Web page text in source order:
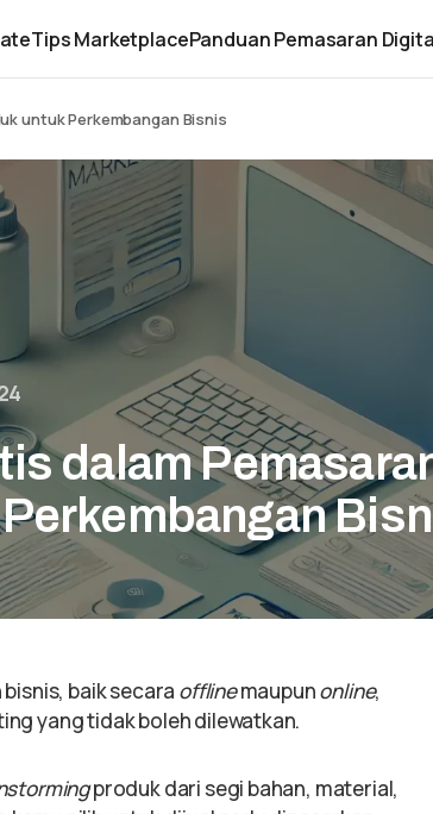
Tips MarketplacePanduan Pemasaran
untuk Perkembangan Bisnis
dalam
baik secara offlinemaupunonline,
yang tidak boleh dilewatkan.
produk dari segi bahan, material,